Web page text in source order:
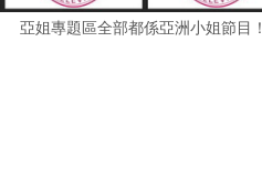
亞姐專題區全部都係亞洲小姐節目！